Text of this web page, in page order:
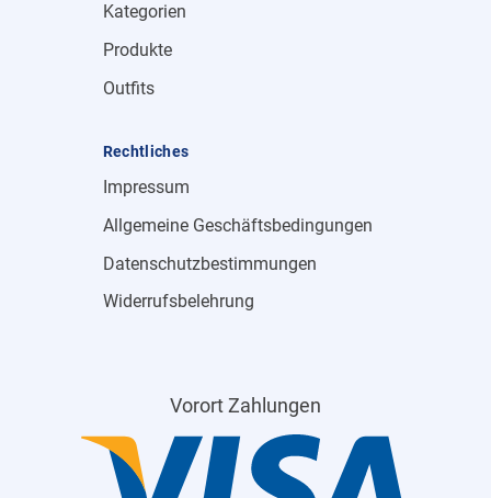
Kategorien
Produkte
Outfits
Rechtliches
Impressum
Allgemeine Geschäftsbedingungen
Datenschutzbestimmungen
Widerrufsbelehrung
Vorort Zahlungen